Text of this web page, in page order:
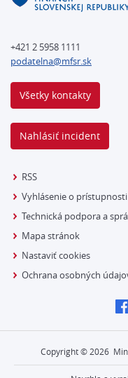
+421 2 5958 1111
podatelna@mfsr.sk
Všetky kontakty
Nahlásiť incident
RSS
Vyhlásenie o prístupnosti
Technická podpora a
Mapa stránok
Nastaviť cookies
Ochrana osobných
Copyright © 2026